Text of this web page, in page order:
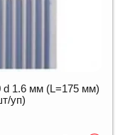
d 1.6 мм (L=175 мм)
уп)